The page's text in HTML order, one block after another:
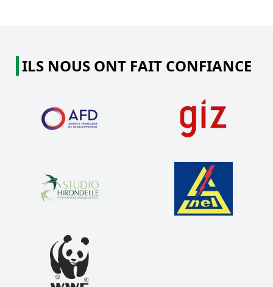
ILS NOUS ONT FAIT CONFIANCE